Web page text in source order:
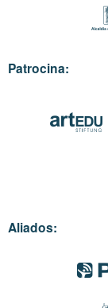
Patrocina:
Aliados: